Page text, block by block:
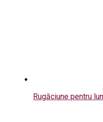
Rugăciune pentru